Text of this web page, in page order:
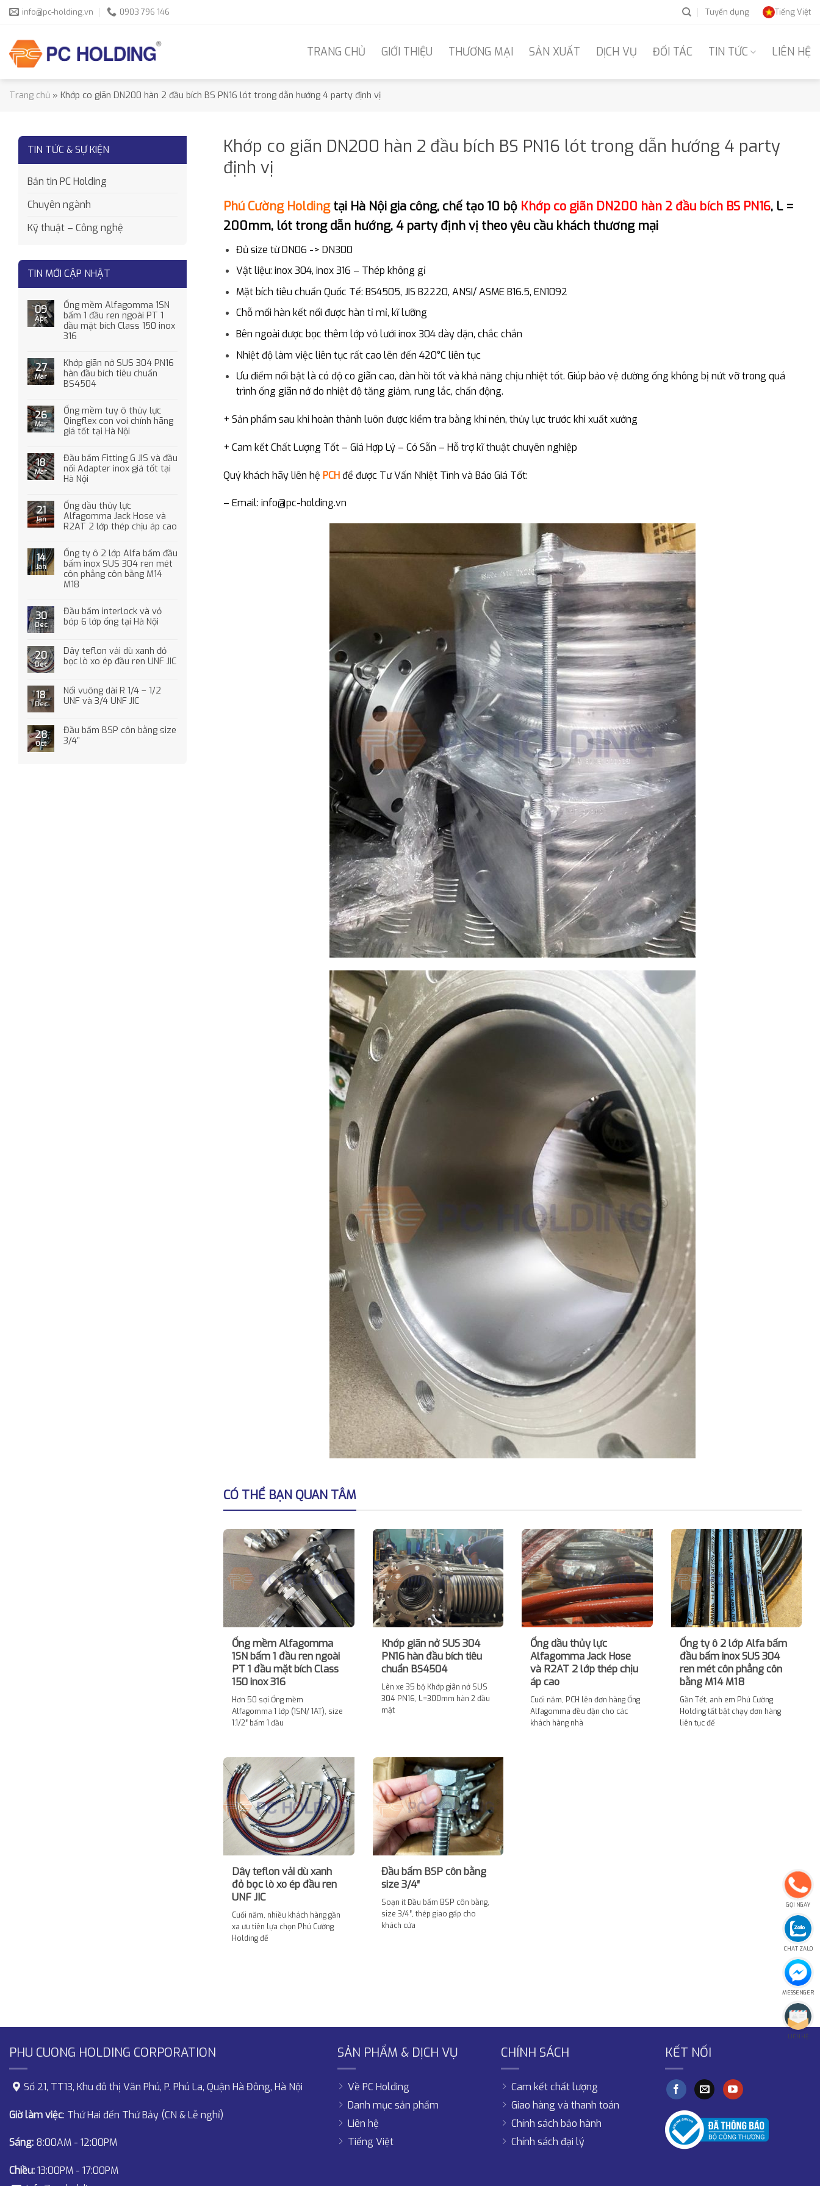
Skip
content
info@pc-holding.vn 0903 796 146 Tuyển dụng Tiếng Việt
TRANG CHỦ GIỚI THIỆU THƯƠNG MẠI SẢN XUẤT DỊCH VỤ ĐỐI TÁC TIN TỨC LIÊN HỆ
Trang chủ » Khớp co giãn DN200 hàn 2 đầu bích BS PN16 lót trong dẫn hướng 4 party định vị
TIN TỨC & SỰ KIỆN
Bản tin PC Holding
Chuyên ngành
Kỹ thuật – Công nghệ
TIN MỚI CẬP NHẬT
09
Apr
Ống mềm Alfagomma 1SN
bấm 1 đầu ren ngoài PT 1
đầu mặt bích Class 150 inox
316
27
Mar
Khớp giãn nở SUS 304 PN16
hàn đầu bích tiêu chuẩn
BS4504
26
Mar
Ống mềm tuy ô thủy lực
Qingflex con voi chính hãng
giá tốt tại Hà Nội
18
Mar
Đầu bấm Fitting G JIS và đầu
nối Adapter inox giá tốt tại
Hà Nội
21
Jan
Ống dầu thủy lực
Alfagomma Jack Hose và
R2AT 2 lớp thép chịu áp cao
14
Jan
Ống ty ô 2 lớp Alfa bấm đầu
bấm inox SUS 304 ren mét
côn phẳng côn bằng M14
M18
30
Dec
Đầu bấm interlock và vỏ
bóp 6 lớp ống tại Hà Nội
20
Dec
Dây teflon vải dù xanh đỏ
bọc lò xo ép đầu ren UNF JIC
18
Dec
Nối vuông dài R 1/4 – 1/2
UNF và 3/4 UNF JIC
28
Oct
Đầu bấm BSP côn bằng size
3/4″
Khớp co giãn DN200 hàn 2 đầu bích BS PN16 lót trong dẫn hướng 4 party
định vị
Phú Cường Holdingtại Hà Nội gia công, chế tạo 10 bộ Khớp co giãn DN200 hàn 2 đầu bích BS PN16, L =
200mm, lót trong dẫn hướng, 4 party định vị theo yêu cầu khách thương mại
Đủ size từ DN06 -> DN300
Vật liệu: inox 304, inox 316 – Thép không gỉ
Mặt bích tiêu chuẩn Quốc Tế: BS4505, JIS B2220, ANSI/ ASME B16.5, EN1092
Chỗ mối hàn kết nối được hàn tỉ mỉ, kĩ lưỡng
Bên ngoài được bọc thêm lớp vỏ lưới inox 304 dày dặn, chắc chắn
Nhiệt độ làm việc liên tục rất cao lên đến 420°C liên tục
Ưu điểm nổi bật là có độ co giãn cao, đàn hồi tốt và khả năng chịu nhiệt tốt. Giúp bảo vệ đường ống không bị nứt vỡ trong quá
trình ống giãn nở do nhiệt độ tăng giảm, rung lắc, chấn động.
+ Sản phẩm sau khi hoàn thành luôn được kiểm tra bằng khí nén, thủy lực trước khi xuất xưởng
+ Cam kết Chất Lượng Tốt – Giá Hợp Lý – Có Sẵn – Hỗ trợ kĩ thuật chuyên nghiệp
Quý khách hãy liên hệ PCH để được Tư Vấn Nhiệt Tình và Báo Giá Tốt:
– Email: info@pc-holding.vn
CÓ THỂ BẠN QUAN TÂM
Ống mềm Alfagomma
1SN bấm 1 đầu ren ngoài
PT 1 đầu mặt bích Class
150 inox 316
Hơn 50 sợi Ống mềm
Alfagomma 1 lớp (1SN/ 1AT), size
1.1/2″ bấm 1 đầu
Khớp giãn nở SUS 304
PN16 hàn đầu bích tiêu
chuẩn BS4504
Lên xe 35 bộ Khớp giãn nở SUS
304 PN16, L=300mm hàn 2 đầu
mặt
Ống dầu thủy lực
Alfagomma Jack Hose
và R2AT 2 lớp thép chịu
áp cao
Cuối năm, PCH lên đơn hàng Ống
Alfagomma đều đặn cho các
khách hàng nhà
Ống ty ô 2 lớp Alfa bấm
đầu bấm inox SUS 304
ren mét côn phẳng côn
bằng M14 M18
Gần Tết, anh em Phú Cường
Holding tất bật chạy đơn hàng
liên tục để
Dây teflon vải dù xanh
đỏ bọc lò xo ép đầu ren
UNF JIC
Cuối năm, nhiều khách hàng gần
xa ưu tiên lựa chọn Phú Cường
Holding để
Đầu bấm BSP côn bằng
size 3/4″
Soạn ít Đầu bấm BSP côn bằng,
size 3/4″, thép giao gấp cho
khách cửa
PHU CUONG HOLDING CORPORATION
Số 21, TT13, Khu đô thị Văn Phú, P. Phú La, Quận Hà Đông, Hà Nội
Giờ làm việc: Thứ Hai đến Thứ Bảy (CN & Lễ nghỉ)
Sáng: 8:00AM - 12:00PM
Chiều:13:00PM - 17:00PM
SẢN PHẨM & DỊCH VỤ
Về PC Holding
Danh mục sản phẩm
Liên hệ
Tiếng Việt
CHÍNH SÁCH
Cam kết chất lượng
Giao hàng và thanh toán
Chính sách bảo hành
Chính sách đại lý
KẾT NỐI
GỌI NGAY
CHAT ZALO
MESSENGER
LIÊN HỆ